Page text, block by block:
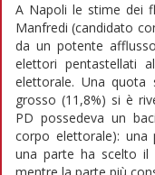
A Napoli le stime dei
Manfredi (candidato
da un potente
elettori pentastellati
elettorale. Una quota
grosso (11,8%) si è
PD possedeva un
corpo elettorale): una
una parte ha scelto il